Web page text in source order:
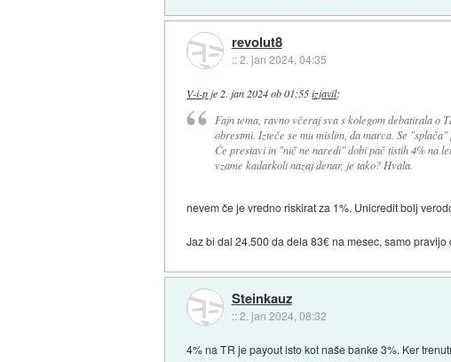
revolut8
::2. jan 2024, 04:35
V-i-p je 2. jan 2024 ob 01:55 izjavil:
Fajn tema, ravno včeraj sva s kolegom debatirala o
obrestmi. Izteče se mu mislim, da marca. Se
Če prestavi in "nič ne naredi" dobi pač tistih 4% na
vzame kadarkoli nazaj denar, je tako? Hvala.
nevem če je vredno riskirat za 1%. Unicredit bolj
Jaz bi dal 24.500 da dela 83€ na mesec, samo
Steinkauz
::2. jan 2024, 08:32
4% na TR je payout isto kot naše banke 3%. Ker